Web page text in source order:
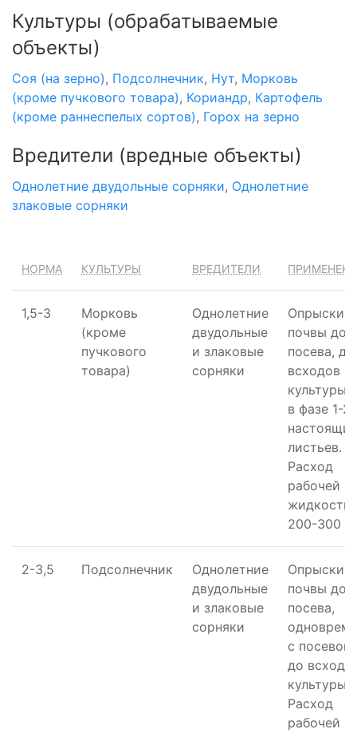
Культуры (обрабатываемые
объекты)
Соя (на зерно), Подсолнечник, Нут, Морковь
(кроме пучкового товара), Кориандр, Картофель
(кроме раннеспелых сортов), Горох на зерно
Вредители (вредные объекты)
Однолетние двудольные сорняки, Однолетние
злаковые сорняки
НОРМА КУЛЬТУРЫ ВРЕДИТЕЛИ
1,5-3
Морковь
(кроме
пучкового
товара)
Однолетние
двудольные
и злаковые
сорняки
почвы до
посева, до
всходов
культуры
в фазе 1-2
настоящих
листьев.
Расход
рабочей
жидкости
200-300
2-3,5 Подсолнечник
Однолетние
двудольные
и злаковые
сорняки
почвы до
посева,
с посевом
до
культуры.
Расход
рабочей